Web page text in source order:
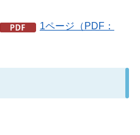
1ページ（PDF：